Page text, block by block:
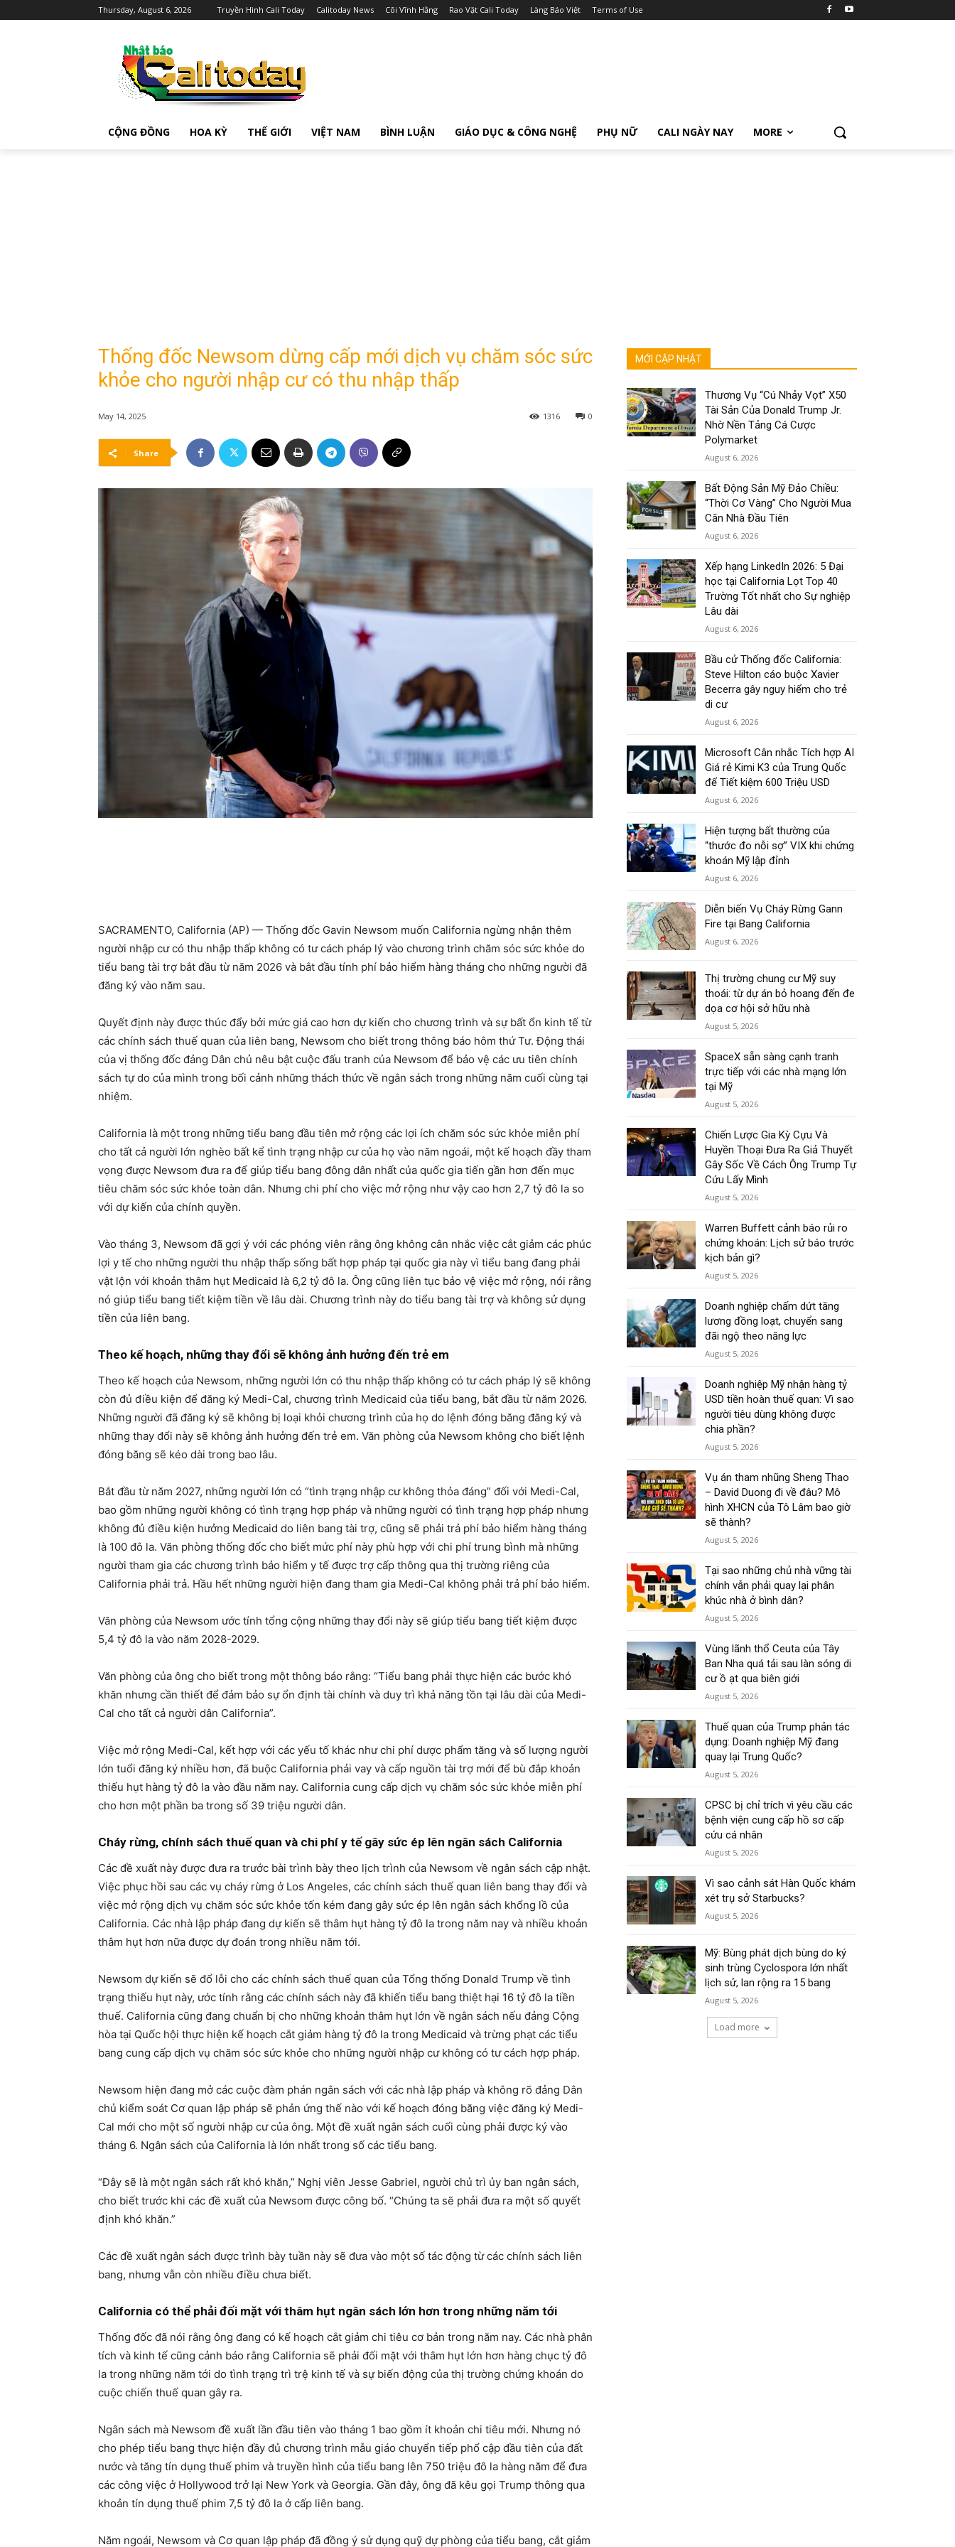
Thursday, August 6, 2026 Truyền Hình Cali Today Calitoday News Cõi Vĩnh Hằng Rao Vặt Cali Today Làng Báo Việt Terms of Use
CỘNG ĐỒNG HOA KỲ THẾ GIỚI VIỆT NAM BÌNH LUẬN GIÁO DỤC & CÔNG NGHỆ PHỤ NỮ CALI NGÀY NAY MORE
Thống đốc Newsom dừng cấp mới dịch vụ chăm sóc sức
khỏe cho người nhập cư có thu nhập thấp
May 14, 2025 0
1316
Share
SACRAMENTO, California (AP) — Thống đốc Gavin Newsom muốn California ngừng nhận thêm
người nhập cư có thu nhập thấp không có tư cách pháp lý vào chương trình chăm sóc sức khỏe do
tiểu bang tài trợ bắt đầu từ năm 2026 và bắt đầu tính phí bảo hiểm hàng tháng cho những người đã
đăng ký vào năm sau.
Quyết định này được thúc đẩy bởi mức giá cao hơn dự kiến ​​cho chương trình và sự bất ổn kinh tế từ
các chính sách thuế quan của liên bang, Newsom cho biết trong thông báo hôm thứ Tư. Động thái
của vị thống đốc đảng Dân chủ nêu bật cuộc đấu tranh của Newsom để bảo vệ các ưu tiên chính
sách tự do của mình trong bối cảnh những thách thức về ngân sách trong những năm cuối cùng tại
nhiệm.
California là một trong những tiểu bang đầu tiên mở rộng các lợi ích chăm sóc sức khỏe miễn phí
cho tất cả người lớn nghèo bất kể tình trạng nhập cư của họ vào năm ngoái, một kế hoạch đầy tham
vọng được Newsom đưa ra để giúp tiểu bang đông dân nhất của quốc gia tiến gần hơn đến mục
tiêu chăm sóc sức khỏe toàn dân. Nhưng chi phí cho việc mở rộng như vậy cao hơn 2,7 tỷ đô la so
với dự kiến ​​của chính quyền.
Vào tháng 3, Newsom đã gợi ý với các phóng viên rằng ông không cân nhắc việc cắt giảm các phúc
lợi y tế cho những người thu nhập thấp sống bất hợp pháp tại quốc gia này vì tiểu bang đang phải
vật lộn với khoản thâm hụt Medicaid là 6,2 tỷ đô la. Ông cũng liên tục bảo vệ việc mở rộng, nói rằng
nó giúp tiểu bang tiết kiệm tiền về lâu dài. Chương trình này do tiểu bang tài trợ và không sử dụng
tiền của liên bang.
Theo kế hoạch, những thay đổi sẽ không ảnh hưởng đến trẻ em
Theo kế hoạch của Newsom, những người lớn có thu nhập thấp không có tư cách pháp lý sẽ không
còn đủ điều kiện để đăng ký Medi-Cal, chương trình Medicaid của tiểu bang, bắt đầu từ năm 2026.
Những người đã đăng ký sẽ không bị loại khỏi chương trình của họ do lệnh đóng băng đăng ký và
những thay đổi này sẽ không ảnh hưởng đến trẻ em. Văn phòng của Newsom không cho biết lệnh
đóng băng sẽ kéo dài trong bao lâu.
Bắt đầu từ năm 2027, những người lớn có “tình trạng nhập cư không thỏa đáng” đối với Medi-Cal,
bao gồm những người không có tình trạng hợp pháp và những người có tình trạng hợp pháp nhưng
không đủ điều kiện hưởng Medicaid do liên bang tài trợ, cũng sẽ phải trả phí bảo hiểm hàng tháng
là 100 đô la. Văn phòng thống đốc cho biết mức phí này phù hợp với chi phí trung bình mà những
người tham gia các chương trình bảo hiểm y tế được trợ cấp thông qua thị trường riêng của
California phải trả. Hầu hết những người hiện đang tham gia Medi-Cal không phải trả phí bảo hiểm.
Văn phòng của Newsom ước tính tổng cộng những thay đổi này sẽ giúp tiểu bang tiết kiệm được
5,4 tỷ đô la vào năm 2028-2029.
Văn phòng của ông cho biết trong một thông báo rằng: “Tiểu bang phải thực hiện các bước khó
khăn nhưng cần thiết để đảm bảo sự ổn định tài chính và duy trì khả năng tồn tại lâu dài của Medi-
Cal cho tất cả người dân California”.
Việc mở rộng Medi-Cal, kết hợp với các yếu tố khác như chi phí dược phẩm tăng và số lượng người
lớn tuổi đăng ký nhiều hơn, đã buộc California phải vay và cấp nguồn tài trợ mới để bù đắp khoản
thiếu hụt hàng tỷ đô la vào đầu năm nay. California cung cấp dịch vụ chăm sóc sức khỏe miễn phí
cho hơn một phần ba trong số 39 triệu người dân.
Cháy rừng, chính sách thuế quan và chi phí y tế gây sức ép lên ngân sách California
Các đề xuất này được đưa ra trước bài trình bày theo lịch trình của Newsom về ngân sách cập nhật.
Việc phục hồi sau các vụ cháy rừng ở Los Angeles, các chính sách thuế quan liên bang thay đổi và
việc mở rộng dịch vụ chăm sóc sức khỏe tốn kém đang gây sức ép lên ngân sách khổng lồ của
California. Các nhà lập pháp đang dự kiến ​​sẽ thâm hụt hàng tỷ đô la trong năm nay và nhiều khoản
thâm hụt hơn nữa được dự đoán trong nhiều năm tới.
Newsom dự kiến ​​sẽ đổ lỗi cho các chính sách thuế quan của Tổng thống Donald Trump về tình
trạng thiếu hụt này, ước tính rằng các chính sách này đã khiến tiểu bang thiệt hại 16 tỷ đô la tiền
thuế. California cũng đang chuẩn bị cho những khoản thâm hụt lớn về ngân sách nếu đảng Cộng
hòa tại Quốc hội thực hiện kế hoạch cắt giảm hàng tỷ đô la trong Medicaid và trừng phạt các tiểu
bang cung cấp dịch vụ chăm sóc sức khỏe cho những người nhập cư không có tư cách hợp pháp.
Newsom hiện đang mở các cuộc đàm phán ngân sách với các nhà lập pháp và không rõ đảng Dân
chủ kiểm soát Cơ quan lập pháp sẽ phản ứng thế nào với kế hoạch đóng băng việc đăng ký Medi-
Cal mới cho một số người nhập cư của ông. Một đề xuất ngân sách cuối cùng phải được ký vào
tháng 6. Ngân sách của California là lớn nhất trong số các tiểu bang.
“Đây sẽ là một ngân sách rất khó khăn,” Nghị viên Jesse Gabriel, người chủ trì ủy ban ngân sách,
cho biết trước khi các đề xuất của Newsom được công bố. “Chúng ta sẽ phải đưa ra một số quyết
định khó khăn.”
Các đề xuất ngân sách được trình bày tuần này sẽ đưa vào một số tác động từ các chính sách liên
bang, nhưng vẫn còn nhiều điều chưa biết.
California có thể phải đối mặt với thâm hụt ngân sách lớn hơn trong những năm tới
Thống đốc đã nói rằng ông đang có kế hoạch cắt giảm chi tiêu cơ bản trong năm nay. Các nhà phân
tích và kinh tế cũng cảnh báo rằng California sẽ phải đối mặt với thâm hụt lớn hơn hàng chục tỷ đô
la trong những năm tới do tình trạng trì trệ kinh tế và sự biến động của thị trường chứng khoán do
cuộc chiến thuế quan gây ra.
Ngân sách mà Newsom đề xuất lần đầu tiên vào tháng 1 bao gồm ít khoản chi tiêu mới. Nhưng nó
cho phép tiểu bang thực hiện đầy đủ chương trình mẫu giáo chuyển tiếp phổ cập đầu tiên của đất
nước và tăng tín dụng thuế phim và truyền hình của tiểu bang lên 750 triệu đô la hàng năm để đưa
các công việc ở Hollywood trở lại New York và Georgia. Gần đây, ông đã kêu gọi Trump thông qua
khoản tín dụng thuế phim 7,5 tỷ đô la ở cấp liên bang.
Năm ngoái, Newsom và Cơ quan lập pháp đã đồng ý sử dụng quỹ dự phòng của tiểu bang, cắt giảm
MỚI CẬP NHẬT
Thương Vụ “Cú Nhảy Vọt” X50
Tài Sản Của Donald Trump Jr.
Nhờ Nền Tảng Cá Cược
Polymarket
August 6, 2026
Bất Động Sản Mỹ Đảo Chiều:
“Thời Cơ Vàng” Cho Người Mua
Căn Nhà Đầu Tiên
August 6, 2026
Xếp hạng LinkedIn 2026: 5 Đại
học tại California Lọt Top 40
Trường Tốt nhất cho Sự nghiệp
Lâu dài
August 6, 2026
Bầu cử Thống đốc California:
Steve Hilton cáo buộc Xavier
Becerra gây nguy hiểm cho trẻ
di cư
August 6, 2026
Microsoft Cân nhắc Tích hợp AI
Giá rẻ Kimi K3 của Trung Quốc
để Tiết kiệm 600 Triệu USD
August 6, 2026
Hiện tượng bất thường của
“thước đo nỗi sợ” VIX khi chứng
khoán Mỹ lập đỉnh
August 6, 2026
Diễn biến Vụ Cháy Rừng Gann
Fire tại Bang California
August 6, 2026
Thị trường chung cư Mỹ suy
thoái: từ dự án bỏ hoang đến đe
dọa cơ hội sở hữu nhà
August 5, 2026
SpaceX sẵn sàng cạnh tranh
trực tiếp với các nhà mạng lớn
tại Mỹ
August 5, 2026
Chiến Lược Gia Kỳ Cựu Và
Huyền Thoại Đưa Ra Giả Thuyết
Gây Sốc Về Cách Ông Trump Tự
Cứu Lấy Mình
August 5, 2026
Warren Buffett cảnh báo rủi ro
chứng khoán: Lịch sử báo trước
kịch bản gì?
August 5, 2026
Doanh nghiệp chấm dứt tăng
lương đồng loạt, chuyển sang
đãi ngộ theo năng lực
August 5, 2026
Doanh nghiệp Mỹ nhận hàng tỷ
USD tiền hoàn thuế quan: Vì sao
người tiêu dùng không được
chia phần?
August 5, 2026
Vụ án tham nhũng Sheng Thao
– David Duong đi về đâu? Mô
hình XHCN của Tô Lâm bao giờ
sẽ thành?
August 5, 2026
Tại sao những chủ nhà vững tài
chính vẫn phải quay lại phân
khúc nhà ở bình dân?
August 5, 2026
Vùng lãnh thổ Ceuta của Tây
Ban Nha quá tải sau làn sóng di
cư ồ ạt qua biên giới
August 5, 2026
Thuế quan của Trump phản tác
dụng: Doanh nghiệp Mỹ đang
quay lại Trung Quốc?
August 5, 2026
CPSC bị chỉ trích vì yêu cầu các
bệnh viện cung cấp hồ sơ cấp
cứu cá nhân
August 5, 2026
Vì sao cảnh sát Hàn Quốc khám
xét trụ sở Starbucks?
August 5, 2026
Mỹ: Bùng phát dịch bùng do ký
sinh trùng Cyclospora lớn nhất
lịch sử, lan rộng ra 15 bang
August 5, 2026
Load more